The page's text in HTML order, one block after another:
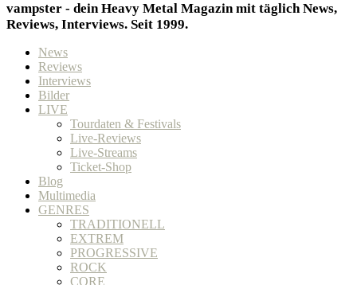
vampster - dein Heavy Metal Magazin mit täglich News,
Reviews, Interviews. Seit 1999.
News
Reviews
Interviews
Bilder
LIVE
Tourdaten & Festivals
Live-Reviews
Live-Streams
Ticket-Shop
Blog
Multimedia
GENRES
TRADITIONELL
EXTREM
PROGRESSIVE
ROCK
CORE